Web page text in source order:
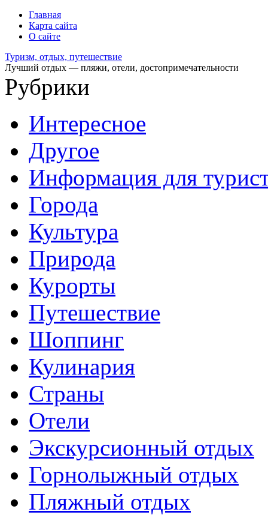
Главная
Карта сайта
О сайте
Туризм, отдых, путешествие
Лучший отдых — пляжи, отели, достопримечательности
Рубрики
Интересное
Другое
Информация для
Города
Культура
Природа
Курорты
Путешествие
Шоппинг
Кулинария
Страны
Отели
Экскурсионный отдых
Горнолыжный отдых
Пляжный отдых